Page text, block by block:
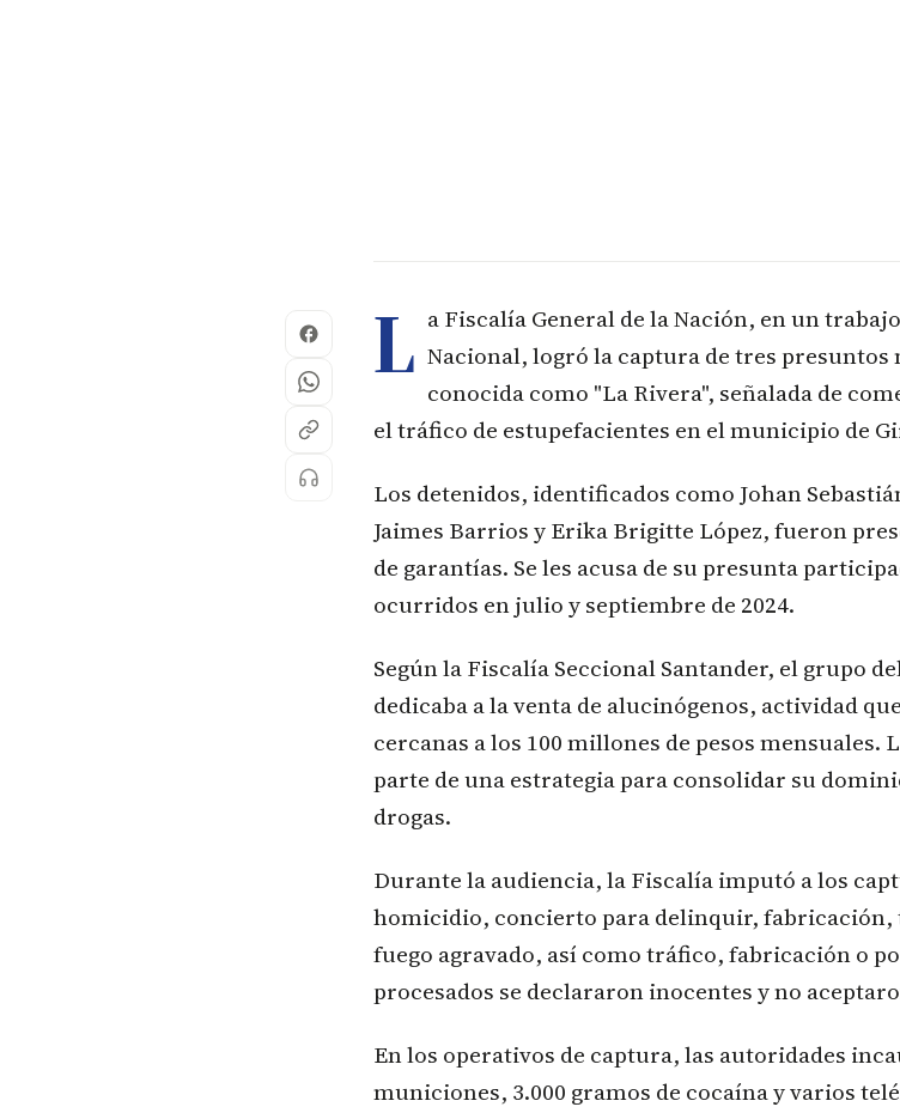
L a Fiscalía General de la Nación, en un
Nacional, logró la captura de tres
conocida como "La Rivera", señalada de
el tráfico de estupefacientes en el municipio de
Los detenidos, identificados como Johan
Jaimes Barrios y Erika Brigitte López, fueron
de garantías. Se les acusa de su presunta
ocurridos en julio y septiembre de 2024.
Según la Fiscalía Seccional Santander, el grupo
dedicaba a la venta de alucinógenos, actividad
cercanas a los 100 millones de pesos mensuales.
parte de una estrategia para consolidar su
drogas.
Durante la audiencia, la Fiscalía imputó a los
homicidio, concierto para delinquir, fabricación,
fuego agravado, así como tráfico, fabricación o
procesados se declararon inocentes y no
En los operativos de captura, las autoridades
municiones, 3.000 gramos de cocaína y varios